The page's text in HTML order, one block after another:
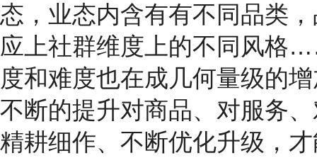
态，业态内含有有不同品类
应上社群维度上的不同风格
度和难度也在成几何量级的
不断的提升对商品、对服务
精耕细作、不断优化升级，